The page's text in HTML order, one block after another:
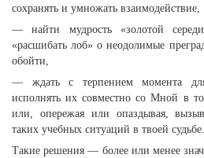
сохранять и умножать взаимодействие,
— найти мудрость «золотой
«расшибать лоб» о неодолимые
обойти,
— ждать с терпением момента
исполнять их совместно со Мной в
или, опережая или опаздывая,
таких учебных ситуаций в твоей судьбе.
Такие решения — более или менее